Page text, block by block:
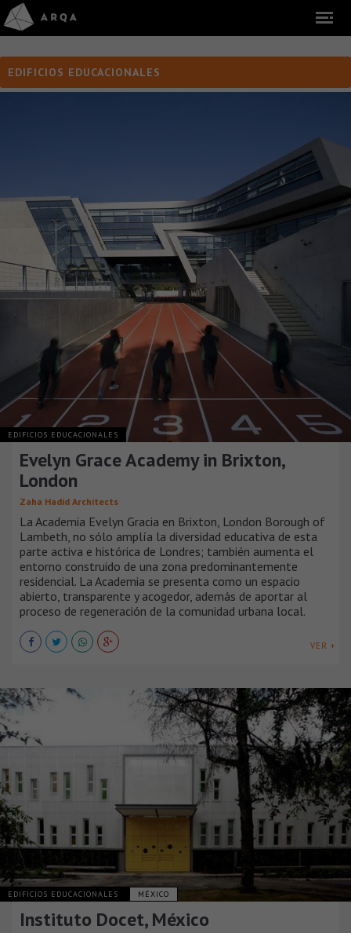
EDIFICIOS EDUCACIONALES
EDIFICIOS EDUCACIONALES
Evelyn Grace Academy in Brixton,
London
Zaha Hadid Architects
La Academia Evelyn Gracia en Brixton, London Borough of
Lambeth, no sólo amplía la diversidad educativa de esta
parte activa e histórica de Londres; también aumenta el
entorno construido de una zona predominantemente
residencial. La Academia se presenta como un espacio
abierto, transparente y acogedor, además de aportar al
proceso de regeneración de la comunidad urbana local.
VER +
EDIFICIOS EDUCACIONALES MÉXICO
Instituto Docet, México